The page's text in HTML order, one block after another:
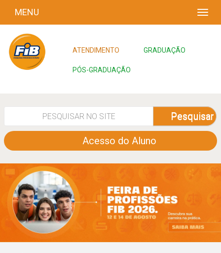
MENU
ATENDIMENTO GRADUAÇÃO
PÓS-GRADUAÇÃO
Pesquisar
Acesso do Aluno